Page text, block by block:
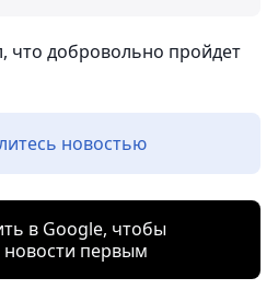
что добровольно пройдет
новостью
в Google, чтобы
новости первым